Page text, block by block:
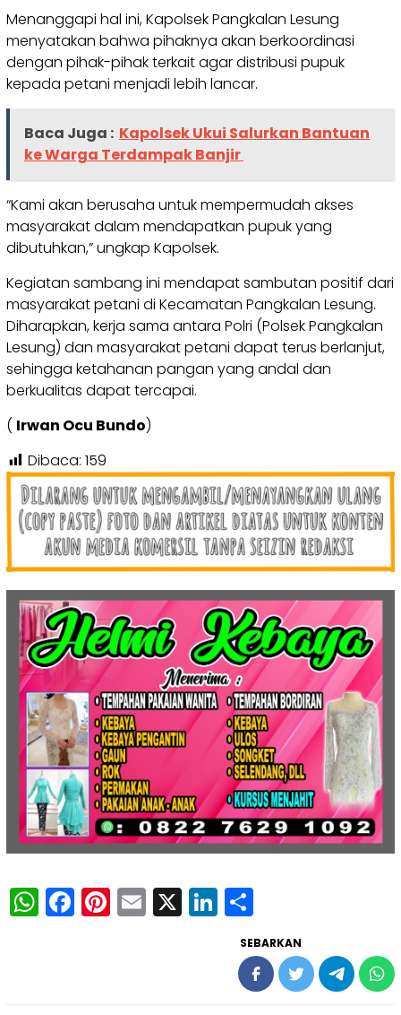
Menanggapi hal ini, Kapolsek Pangkalan Lesung
menyatakan bahwa pihaknya akan berkoordinasi
dengan pihak-pihak terkait agar distribusi pupuk
kepada petani menjadi lebih lancar.
Baca Juga : Kapolsek Ukui Salurkan Bantuan
ke Warga Terdampak Banjir
“Kami akan berusaha untuk mempermudah akses
masyarakat dalam mendapatkan pupuk yang
dibutuhkan,” ungkap Kapolsek.
Kegiatan sambang ini mendapat sambutan positif dari
masyarakat petani di Kecamatan Pangkalan Lesung.
Diharapkan, kerja sama antara Polri (Polsek Pangkalan
Lesung) dan masyarakat petani dapat terus berlanjut,
sehingga ketahanan pangan yang andal dan
berkualitas dapat tercapai.
( Irwan Ocu Bundo)
Dibaca: 159
WhatsApp
Facebook
Pinterest
Email
X LinkedIn
SEBARKAN